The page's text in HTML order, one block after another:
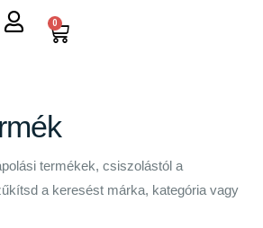
0
termékek, csiszolástól a
a keresést márka, kategória vagy